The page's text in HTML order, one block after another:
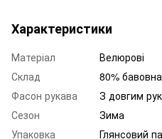
Характеристики
Матеріал
Велюрові
Склад
80%
Фасон рукава
З довгим
Сезон
Зима
Упаковка
Глянсовий